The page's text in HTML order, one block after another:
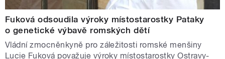
Fuková odsoudila výroky místostarostky Pataky
o genetické výbavě romských dětí
Vládní zmocněnkyně pro záležitosti romské menšiny
Lucie Fuková považuje výroky místostarostky Ostravy-